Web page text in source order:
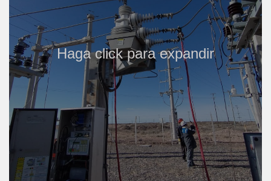
Haga click para expandir